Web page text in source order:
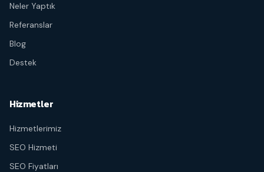
Neler Yaptık
Referanslar
Blog
Destek
Hizmetler
Hizmetlerimiz
SEO Hizmeti
SEO Fiyatları